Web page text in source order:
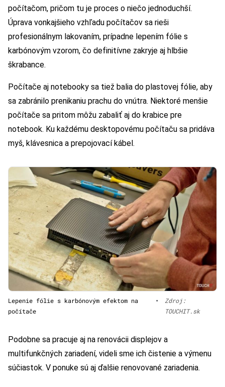
počítačom, pričom tu je proces o niečo jednoduchší.
Úprava vonkajšieho vzhľadu počítačov sa rieši
profesionálnym lakovaním, prípadne lepením fólie s
karbónovým vzorom, čo definitívne zakryje aj hlbšie
škrabance.
Počítače aj notebooky sa tiež balia do plastovej fólie, aby
sa zabránilo prenikaniu prachu do vnútra. Niektoré menšie
počítače sa pritom môžu zabaliť aj do krabice pre
notebook. Ku každému desktopovému počítaču sa pridáva
myš, klávesnica a prepojovací kábel.
Lepenie fólie s karbónovým efektom na
počítače
•
Zdroj:
TOUCHIT.sk
Podobne sa pracuje aj na renovácii displejov a
multifunkčných zariadení, videli sme ich čistenie a výmenu
súčiastok. V ponuke sú aj ďalšie renovované zariadenia.